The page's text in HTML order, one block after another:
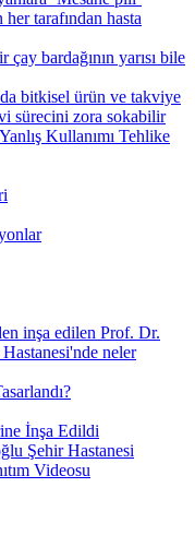
tarafından hasta
bardağının yarısı bile
bitkisel ürün ve takviye
sürecini zora sokabilir
Kullanımı Tehlike
inşa edilen Prof. Dr.
neler
İnşa Edildi
Şehir Hastanesi
Videosu